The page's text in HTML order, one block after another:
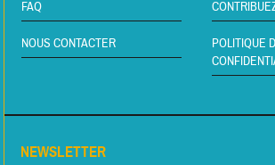
FAQ
NOUS CONTACTER
POLITIQUE
NEWSLETTER